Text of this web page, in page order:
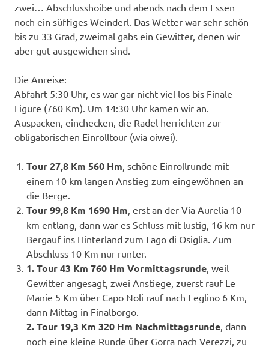
zwei… Abschlusshoibe und abends nach dem Essen
noch ein süffiges Weinderl. Das Wetter war sehr schön
bis zu 33 Grad, zweimal gabs ein Gewitter, denen wir
aber gut ausgewichen sind.
Die Anreise:
Abfahrt 5:30 Uhr, es war gar nicht viel los bis Finale
Ligure (760 Km). Um 14:30 Uhr kamen wir an.
Auspacken, einchecken, die Radel herrichten zur
obligatorischen Einrolltour (wia oiwei).
Tour 27,8 Km 560 Hm , schöne Einrollrunde mit
einem 10 km langen Anstieg zum eingewöhnen an
die Berge.
Tour 99,8 Km 1690 Hm , erst an der Via Aurelia 10
km entlang, dann war es Schluss mit lustig, 16 km nur
Bergauf ins Hinterland zum Lago di Osiglia. Zum
Abschluss 10 Km nur runter.
1. Tour 43 Km 760 Hm Vormittagsrunde , weil
Gewitter angesagt, zwei Anstiege, zuerst rauf Le
Manie 5 Km über Capo Noli rauf nach Feglino 6 Km,
dann Mittag in Finalborgo.
2. Tour 19,3 Km 320 Hm Nachmittagsrunde , dann
noch eine kleine Runde über Gorra nach Verezzi, zu